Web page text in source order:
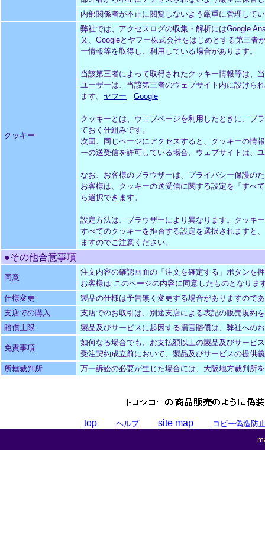
内部関係者が不正に閲覧しないよう厳重に管理して
クッキー
弊社では、アクセスログの収集・解析にはGoogle
又、Googleとヤフー株式会社をはじめとする第三者
ー情報等を取得し、利用している場合があります。
当該第三者によって取得されたクッキー情報等は、
ユーザーは、当該第三者のウェブサイト内に設けら
ます。 ヤフー Google
クッキーとは、ウェブページを利用したときに、ブ
ておく仕組みです。
次回、同じページにアクセスすると、クッキーの情
ーの送受信を許可している場合、ウェブサイトは、
なお、お客様のブラウザーは、プライバシー保護の
お客様は、クッキーの送受信に関する設定を「すべ
ら選択できます。
設定方法は、ブラウザーにより異なります。クッキ
すべてのクッキーを拒否する設定を選択されますと
ますのでご注意ください。
●その他合意事項
同意
注文内容の確認画面の「注文を確定する」ボタンを
お客様は このページの内容に同意したものとなりま
仕様変更
製品の仕様は予告無く変更する場合がありますので
支店での購入
支店でのお取引は、別途支店による表記の販売規約
賠償上限
製品及びサービスに起因する損害賠償は、弊社への
免責事項
如何なる場合でも、お支払額以上の製品及びサービ
受注契約成立前において、製品及びサービスの提供
所轄裁判所
万一訴訟の必要が生じた場合には、大阪地方裁判所
top ヘルプ site map
コピー偽造防